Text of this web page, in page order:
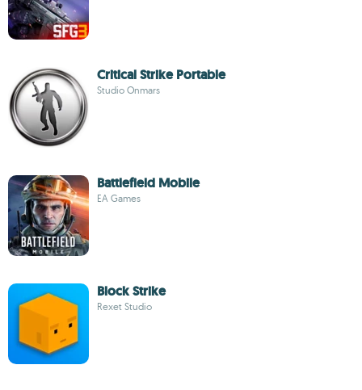
Critical Strike Portable
Studio Onmars
Battlefield Mobile
EA Games
Block Strike
Rexet Studio